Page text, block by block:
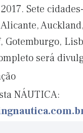
Sete
Gotemburgo,
será
NÁUTICA: